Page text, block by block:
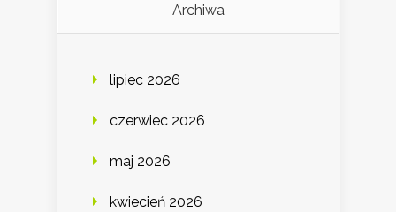
Archiwa
lipiec 2026
czerwiec 2026
maj 2026
kwiecień 2026